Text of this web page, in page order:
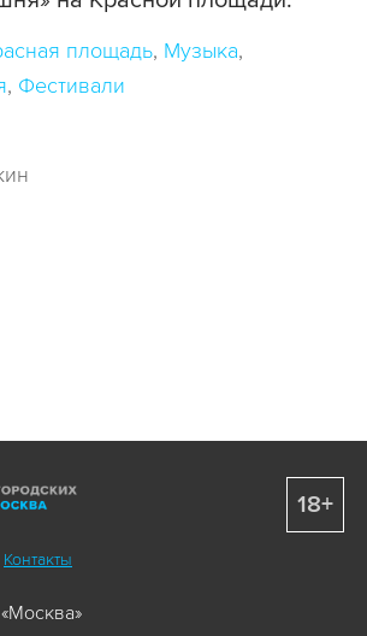
площадь Музыка
Фестивали
Контакты
18+